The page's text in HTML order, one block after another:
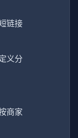
链接
义分
商家